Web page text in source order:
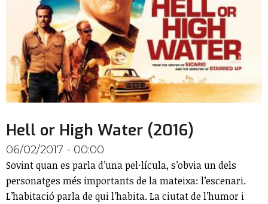
Hell or High Water (2016)
06/02/2017 - 00:00
Sovint quan es parla d’una pel·lícula, s’obvia un dels
personatges més importants de la mateixa: l’escenari.
L’habitació parla de qui l’habita. La ciutat de l’humor i